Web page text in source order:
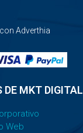
Adverthia
DE MKT DIGITAL
Web